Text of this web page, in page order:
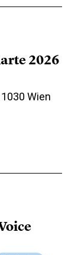
2026
Wien